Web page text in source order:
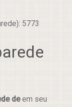
5773
deem seu